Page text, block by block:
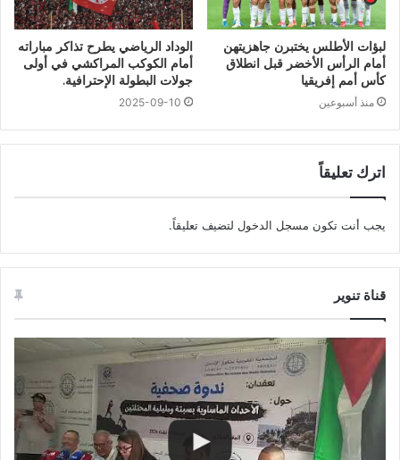
لبؤات الأطلس يختبرن جاهزيتهن
أمام الرأس الأخضر قبل انطلاق
كأس أمم إفريقيا
منذ أسبوعين
الوداد الرياضي يطرح تذاكر مباراته
أمام الكوكب المراكشي في أولى
جولات البطولة الإحترافية.
2025-09-10
اترك تعليقاً
يجب أنت تكون مسجل الدخول لتضيف تعليقاً.
قناة تنوير